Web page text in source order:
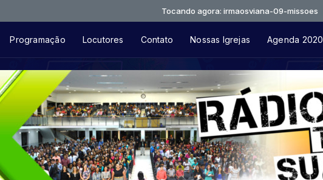
Tocando agora: irmaosviana-09-missoes
Programação Locutores Contato Nossas Igrejas Agenda 2020